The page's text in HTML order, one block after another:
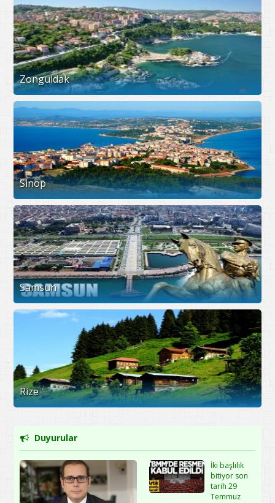
Zonguldak
Sinop
Samsun
Rize
Duyurular
İki başlılık
bitiyor son
tarih 29
Temmuz